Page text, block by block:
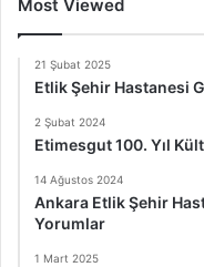
Most Viewed
21 Şubat 2025
Etlik Şehir Hastanesi
2 Şubat 2024
Etimesgut 100. Yıl
14 Ağustos 2024
Ankara Etlik Şehir
Yorumlar
1 Mart 2025